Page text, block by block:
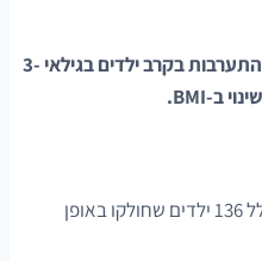
במחקר שלפנינו בחנו השפעה של התערבות בקרב ילדים בגילאי 3-
מחקר ההתערבות נערך במדריד וכלל 136 ילדים שחולקו באופן